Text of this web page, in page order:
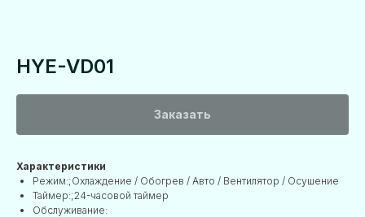
HYE-VD01
Заказать
Характеристики
Режим:;Охлаждение / Обогрев / Авто / Вентилятор / Осушение
Таймер:;24-часовой таймер
Обслуживание: